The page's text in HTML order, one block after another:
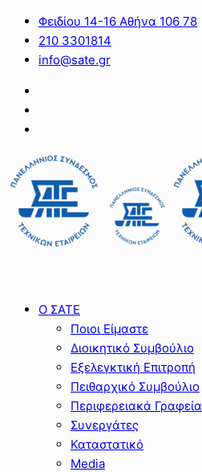
Φειδίου 14-16 Αθήνα 106 78
210 3301814
info@sate.gr
Ο ΣΑΤΕ
Ποιοι Είμαστε
Διοικητικό Συμβούλιο
Εξελεγκτική Επιτροπή
Πειθαρχικό Συμβούλιο
Περιφερειακά Γραφεία
Συνεργάτες
Καταστατικό
Media